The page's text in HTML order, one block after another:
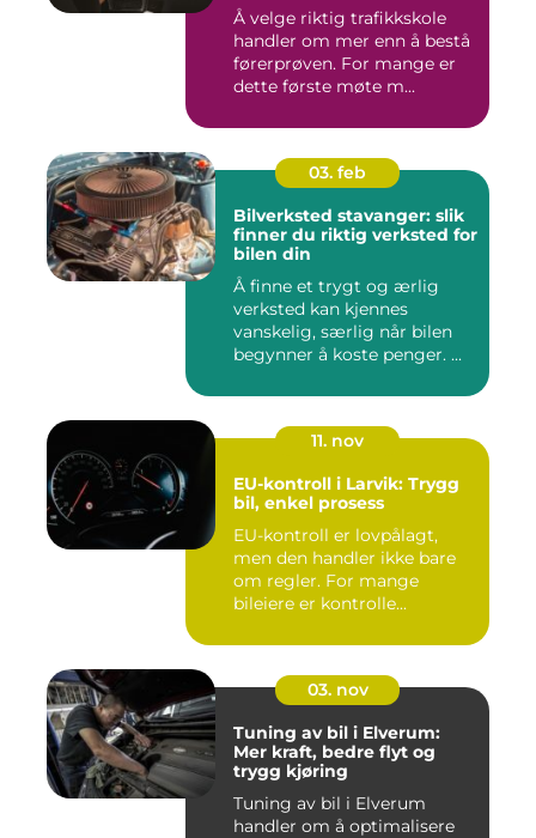
Å velge riktig trafikkskole
handler om mer enn å bestå
førerprøven. For mange er
dette første møte m...
03. feb
Bilverksted stavanger: slik
finner du riktig verksted for
bilen din
Å finne et trygt og ærlig
verksted kan kjennes
vanskelig, særlig når bilen
begynner å koste penger. ...
11. nov
EU-kontroll i Larvik: Trygg
bil, enkel prosess
EU-kontroll er lovpålagt,
men den handler ikke bare
om regler. For mange
bileiere er kontrolle...
03. nov
Tuning av bil i Elverum:
Mer kraft, bedre flyt og
trygg kjøring
Tuning av bil i Elverum
handler om å optimalisere